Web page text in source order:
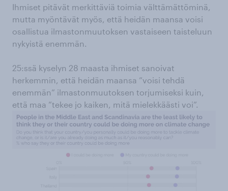
Ihmiset pitävät merkittäviä toimia välttämättöminä,
mutta myöntävät myös, että heidän maansa voisi
osallistua ilmastonmuutoksen vastaiseen taisteluun
nykyistä enemmän.
25:ssä kyselyn 28 maasta ihmiset sanoivat
herkemmin, että heidän maansa ”voisi tehdä
enemmän” ilmastonmuutoksen torjumiseksi kuin,
että maa ”tekee jo kaiken, mitä mielekkäästi voi”.